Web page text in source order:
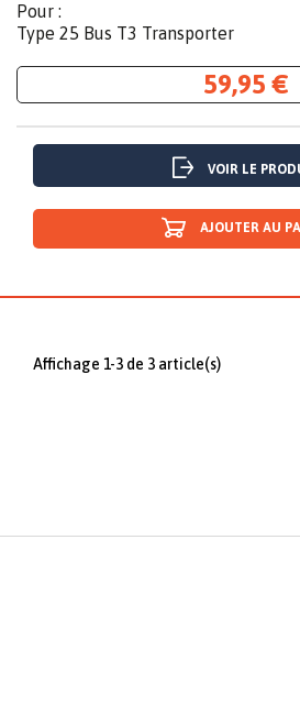
Pour :
Type 25 Bus T3 Transporter
59,95 €
VOIR LE
AJOUTER AU
Affichage 1-3 de 3 article(s)